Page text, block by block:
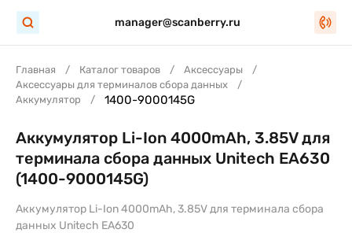
manager@scanberry.ru
Главная Каталог товаров
Аксессуары
Аксессуары для терминалов сбора данных
Аккумулятор
1400-9000145G
Аккумулятор Li-Ion 4000mAh, 3.85V для
терминала сбора данных Unitech EA630
(1400-9000145G)
Аккумулятор Li-Ion 4000mAh, 3.85V для терминала сбора
данных Unitech EA630